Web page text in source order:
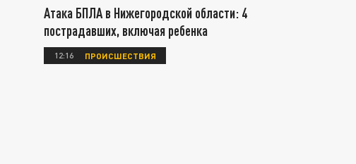
Атака БПЛА в Нижегородской области: 4
пострадавших, включая ребенка
12:16 ПРОИСШЕСТВИЯ